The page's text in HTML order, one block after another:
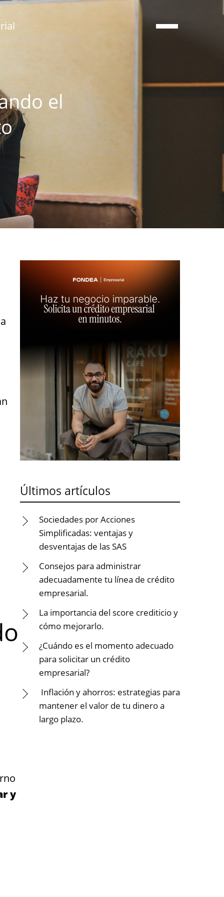
el
y
Últimos artículos
Sociedades por Acciones
Simplificadas: ventajas y
desventajas de las SAS
Consejos para administrar
adecuadamente tu línea de crédito
empresarial.
La importancia del score crediticio y
cómo mejorarlo.
¿Cuándo es el momento adecuado
para solicitar un crédito
empresarial?
Inflación y ahorros: estrategias para
mantener el valor de tu dinero a
largo plazo.